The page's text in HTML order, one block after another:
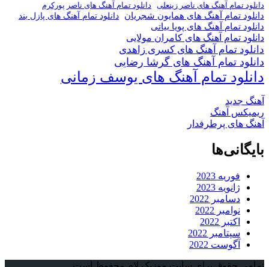
دانلود تمام آهنگ های ناصر زینعلی دانلود تمام آهنگ های ناصر پورکرم
دانلود تمام آهنگ های همایون شجریان دانلود تمام آهنگ های پازل بند
دانلود تمام آهنگ های پویا بیاتی
دانلود تمام آهنگ های کامران مولایی
دانلود تمام آهنگ های کسری زاهدی
دانلود تمام آهنگ های گرشا رضایی
دانلود تمام آهنگ های یوسف زمانی
آهنگ جدید
ریمیکس آهنگ
آهنگ های پرطرفدار
بایگانی‌ها
فوریه 2023
ژانویه 2023
دسامبر 2022
نوامبر 2022
اکتبر 2022
سپتامبر 2022
آگوست 2022